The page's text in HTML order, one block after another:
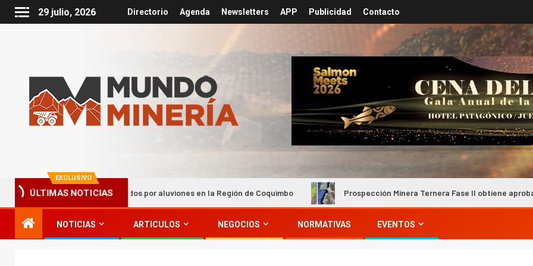
29 julio, 2026 Directorio Agenda Newsletters APP Publicidad Contacto
EXCLUSIVO
ÚLTIMAS NOTICIAS
sectores afectados por aluviones en la Región de Coquimbo Prospección Minera Ternera Fase II obtiene aprobación
NOTICIAS ARTICULOS NEGOCIOS NORMATIVAS EVENTOS